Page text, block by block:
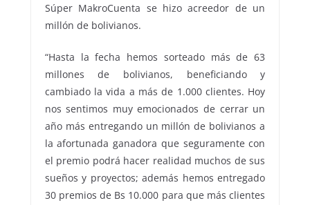
Súper MakroCuenta se hizo acreedor de un
millón de bolivianos.
“Hasta la fecha hemos sorteado más de 63
millones de bolivianos, beneficiando y
cambiado la vida a más de 1.000 clientes. Hoy
nos sentimos muy emocionados de cerrar un
año más entregando un millón de bolivianos a
la afortunada ganadora que seguramente con
el premio podrá hacer realidad muchos de sus
sueños y proyectos; además hemos entregado
30 premios de Bs 10.000 para que más clientes